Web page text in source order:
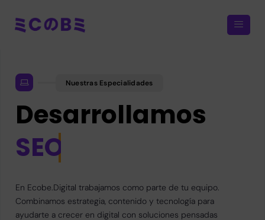
Nuestras Especialidades
Desarrollamos
SEO
En Ecobe.Digital trabajamos como parte de tu equipo.
Combinamos estrategia, contenido y tecnología para
ayudarte a crecer en digital con soluciones pensadas